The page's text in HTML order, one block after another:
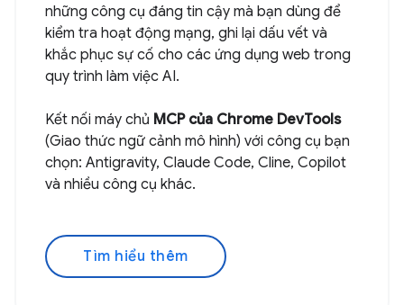
những công cụ đáng tin cậy mà bạn dùng để
kiểm tra hoạt động mạng, ghi lại dấu vết và
khắc phục sự cố cho các ứng dụng web trong
quy trình làm việc AI.
Kết nối máy chủ MCP của Chrome DevTools
(Giao thức ngữ cảnh mô hình) với công cụ bạn
chọn: Antigravity, Claude Code, Cline, Copilot
và nhiều công cụ khác.
Tìm hiểu thêm